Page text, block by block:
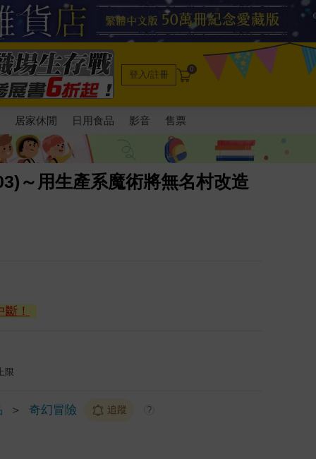
登入/註冊 0
居家休閒 日用食品 影音 售票
～用生產系魔術將無名村改造
！
限
＞ 奇幻冒險 追蹤 ?